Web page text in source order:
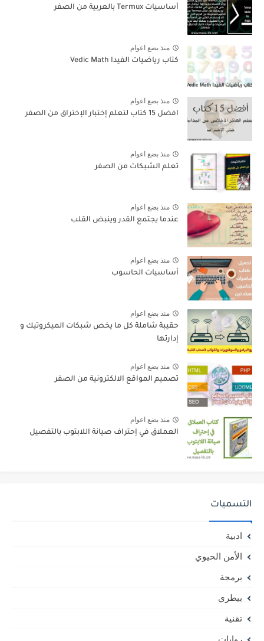
أساسيات Termux بالعربية من الصفر
منذ بضع اعوام
كتاب رياضيات الفيدا Vedic Math
منذ بضع اعوام
افضل 15 كتاب لتعلم إختبار الإختراق من الصفر
منذ بضع اعوام
تعلم الشبكات من الصفر
منذ بضع اعوام
عندما يجتمع القدر وينبض القلب
منذ بضع اعوام
أساسيات الحاسوب
منذ بضع اعوام
حقيبة شاملة كل ما يخص شبكات الميكروتيك و
إدارتها
منذ بضع اعوام
تصميم المواقع الالكترونية من الصفر
منذ بضع اعوام
العملاق في إحتراف صيانة اللابتوب بالتفصيل
التسميات
ادبية
الأمن الحيوي
برمجة
بيطري
تقنية
روايات